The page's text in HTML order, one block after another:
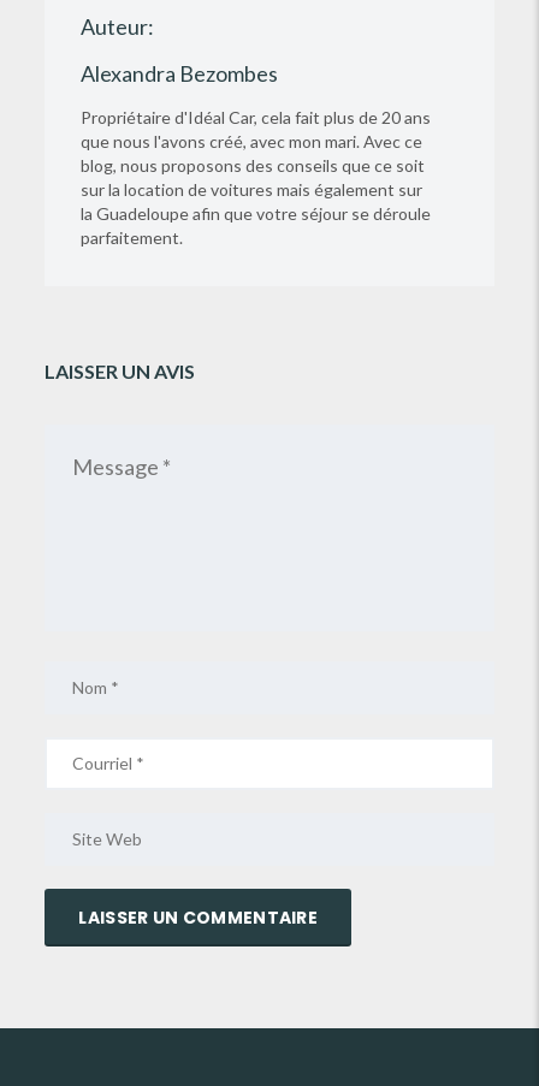
Auteur:
Alexandra Bezombes
Propriétaire d'Idéal Car, cela fait plus de 20 ans
que nous l'avons créé, avec mon mari. Avec ce
blog, nous proposons des conseils que ce soit
sur la location de voitures mais également sur
la Guadeloupe afin que votre séjour se déroule
parfaitement.
LAISSER UN AVIS